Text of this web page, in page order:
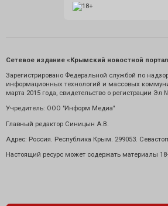
Сетевое издание «Крымский новостной портал
Зарегистрировано Федеральной службой по
информационных технологий и массовых
марта 2015 года, свидетельство о регистрации Эл
Учредитель: ООО "Информ Медиа"
Главный редактор Синицын А.В.
Адрес: Россия. Республика Крым. 299053.
Настоящий ресурс может содержать материалы